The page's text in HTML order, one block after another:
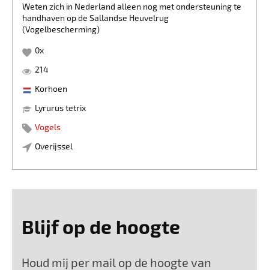
Weten zich in Nederland alleen nog met ondersteuning te
handhaven op de Sallandse Heuvelrug
(Vogelbescherming)
0x
214
Korhoen
Lyrurus tetrix
Vogels
Overijssel
Blijf op de hoogte
Houd mij per mail op de hoogte van